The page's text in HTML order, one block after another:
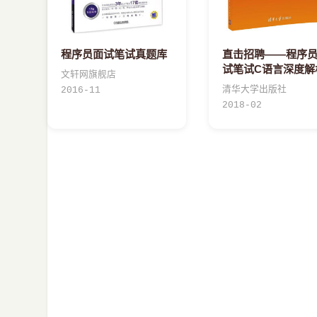
程序员面试笔试真题库
文轩网旗舰店
2016-11
直击招聘——程序
试笔试C语言深度解
清华大学出版社
2018-02